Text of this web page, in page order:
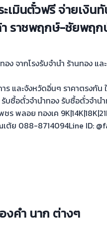
เมินตั๋วฟรี จ่ายเงิน
ราชพฤกษ์-ชัยพฤ
จากโรงรับจำนำ ร้านทอง แล
และจังหวัดอิ่นๆ ราคาตรงกัน
ซื้อตั๋วจำนำทอง รับซื้อตั๋วจำน
พลอย ทองเค
ย 088-8714094Line ID:
งคำ นาก ต่างๆ